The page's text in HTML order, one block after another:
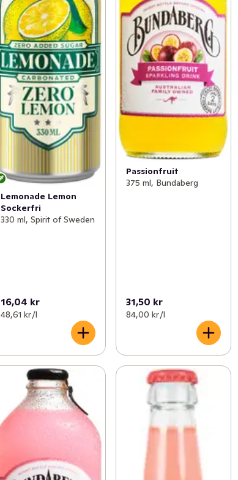
Lemonade Lemon
Sockerfri
330 ml, Spirit of Sweden
16,04 kr
48,61 kr /l
Passionfruit
375 ml, Bundaberg
31,50 kr
84,00 kr /l